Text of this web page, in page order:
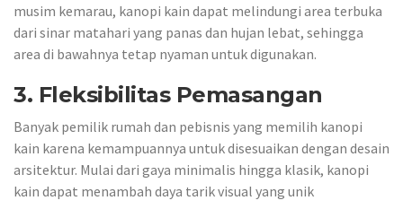
musim kemarau, kanopi kain dapat melindungi area terbuka
dari sinar matahari yang panas dan hujan lebat, sehingga
area di bawahnya tetap nyaman untuk digunakan.
3. Fleksibilitas Pemasangan
Banyak pemilik rumah dan pebisnis yang memilih kanopi
kain karena kemampuannya untuk disesuaikan dengan desain
arsitektur. Mulai dari gaya minimalis hingga klasik, kanopi
kain dapat menambah daya tarik visual yang unik